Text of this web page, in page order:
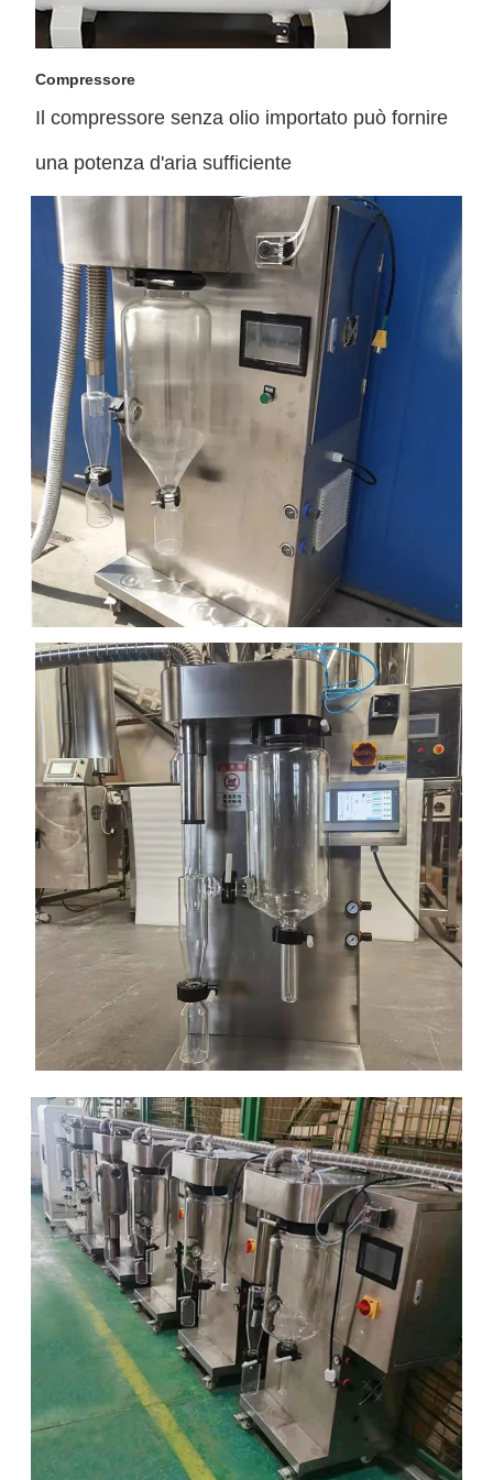
Compressore
Il compressore senza olio importato può fornire
una potenza d'aria sufficiente